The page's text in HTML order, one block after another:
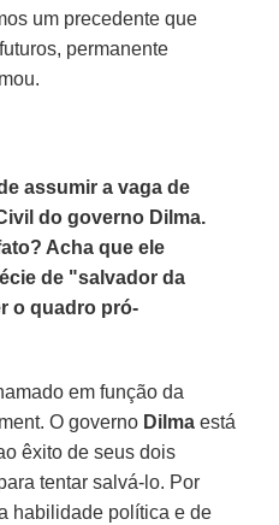
um precedente que
permanente
assumir a vaga de
do governo Dilma.
Acha que ele
de "salvador da
o quadro pró-
em função da
O governo Dilma está
êxito de seus dois
tentar salvá-lo. Por
habilidade política e de